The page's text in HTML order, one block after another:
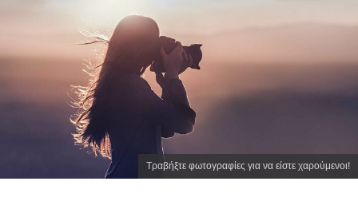
Τραβήξτε φωτογραφίες για να είστε χαρούμενοι!